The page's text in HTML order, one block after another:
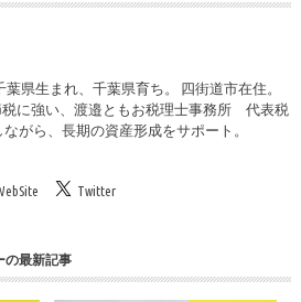
葉県生まれ、千葉県育ち。 四街道市在住。
に強い、渡邉ともお税理士事務所 代表税
がら、長期の資産形成をサポート。
Twitter
の最新記事